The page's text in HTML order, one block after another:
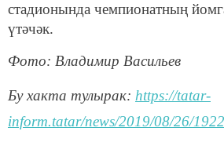
стадионында чемпионатның
үтәчәк.
Фото: Владимир Васильев
Бу хакта тулырак: https://tatar-
inform.tatar/news/2019/08/26/